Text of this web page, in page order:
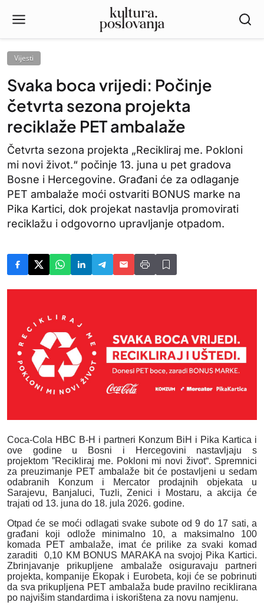
Vijesti
Svaka boca vrijedi: Počinje
četvrta sezona projekta
reciklaže PET ambalaže
Četvrta sezona projekta „Recikliraj me. Pokloni
mi novi život.“ počinje 13. juna u pet gradova
Bosne i Hercegovine. Građani će za odlaganje
PET ambalaže moći ostvariti BONUS marke na
Pika Kartici, dok projekat nastavlja promovirati
reciklažu i odgovorno upravljanje otpadom.
Coca-Cola HBC B-H i partneri Konzum BiH i Pika Kartica i
ove godine u Bosni i Hercegovini nastavljaju s
projektom ”Recikliraj me. Pokloni mi novi život“. Spremnici
za preuzimanje PET ambalaže bit će postavljeni u sedam
odabranih Konzum i Mercator prodajnih objekata u
Sarajevu, Banjaluci, Tuzli, Zenici i Mostaru, a akcija će
trajati od 13. juna do 18. jula 2026. godine.
Otpad će se moći odlagatisvake subote od 9 do 17 sati ,a
građani koji odlože minimalno 10, a maksimalno 100
komada PET ambalaže, imat će prilike za svaki komad
zaraditi
0,10 KM BONUS MARAKA na svojoj Pika Kartici.
Zbrinjavanje prikupljene ambalaže osiguravaju partneri
projekta, kompanije Ekopak i Eurobeta, koji će se pobrinuti
da sva prikupljena PET ambalaža bude pravilno reciklirana
po najvišim standardima i iskorištena za novu namjenu.